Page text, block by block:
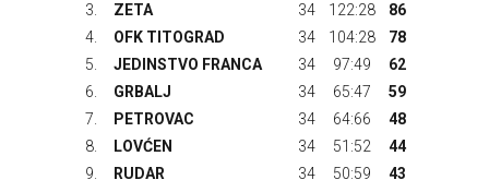
3.
ZETA 34 122:28
86
4.
OFK TITOGRAD 34 104:28
78
5.
JEDINSTVO FRANCA 34 97:49
62
6.
GRBALJ 34 65:47
59
7.
PETROVAC 34 64:66
48
8.
LOVĆEN 34 51:52
44
9.
RUDAR 34 50:59
43